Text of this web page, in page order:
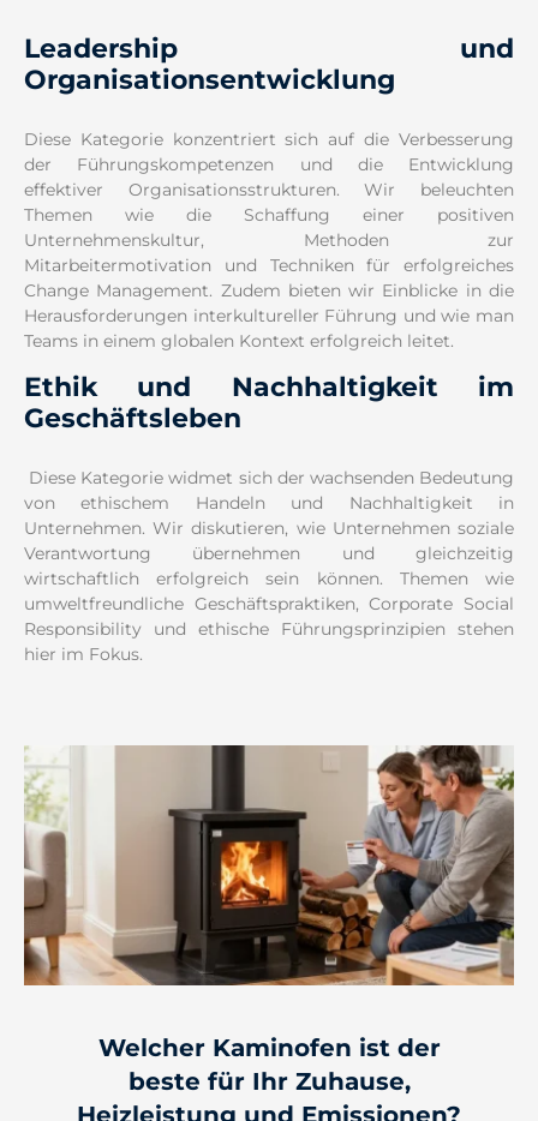
Leadership und
Organisationsentwicklung
Diese Kategorie konzentriert sich auf die Verbesserung
der Führungskompetenzen und die Entwicklung
effektiver Organisationsstrukturen. Wir beleuchten
Themen wie die Schaffung einer positiven
Unternehmenskultur, Methoden zur
Mitarbeitermotivation und Techniken für erfolgreiches
Change Management. Zudem bieten wir Einblicke in die
Herausforderungen interkultureller Führung und wie man
Teams in einem globalen Kontext erfolgreich leitet.
Ethik und Nachhaltigkeit im
Geschäftsleben
Diese Kategorie widmet sich der wachsenden Bedeutung
von ethischem Handeln und Nachhaltigkeit in
Unternehmen. Wir diskutieren, wie Unternehmen soziale
Verantwortung übernehmen und gleichzeitig
wirtschaftlich erfolgreich sein können. Themen wie
umweltfreundliche Geschäftspraktiken, Corporate Social
Responsibility und ethische Führungsprinzipien stehen
hier im Fokus.
Welcher Kaminofen ist der
beste für Ihr Zuhause,